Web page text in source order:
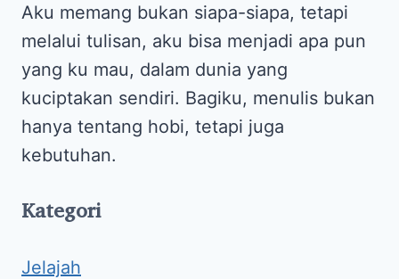
Aku memang bukan siapa-siapa, tetapi
melalui tulisan, aku bisa menjadi apa pun
yang ku mau, dalam dunia yang
kuciptakan sendiri. Bagiku, menulis bukan
hanya tentang hobi, tetapi juga
kebutuhan.
Kategori
Jelajah